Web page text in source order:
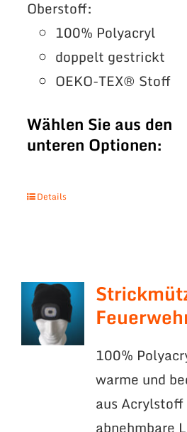
Oberstoff:
100% Polyacryl
doppelt gestrickt
OEKO-TEX® Stoff
Wählen Sie aus den
unteren Optionen:
Details
100%
warme und
aus
abnehmbare